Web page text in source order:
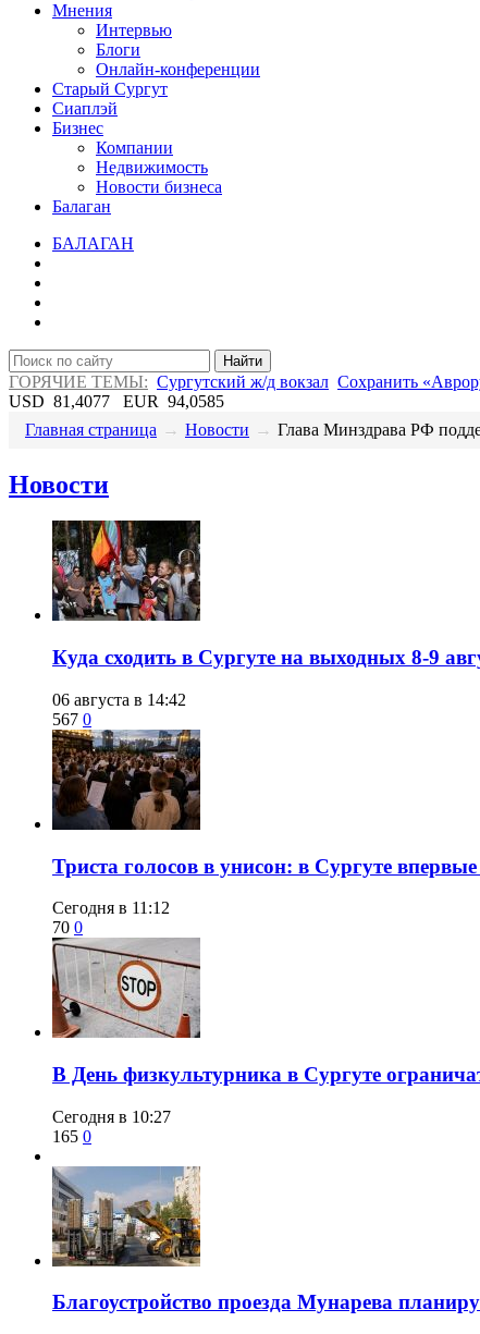
Мнения
Интервью
Блоги
Онлайн-конференции
Старый Сургут
Сиаплэй
Бизнес
Компании
Недвижимость
Новости бизнеса
Балаган
БАЛАГАН
Найти
ГОРЯЧИЕ ТЕМЫ: Сургутский ж/д вокзал Сохранить
USD 81,4077 EUR 94,0585
Главная страница → Новости → ​Глава Минздрава РФ
Новости
​Куда сходить в Сургуте на выходных 8-9
06 августа в 14:42
567 0
​Триста голосов в унисон: в Сургуте
Сегодня в 11:12
70 0
​В День физкультурника в Сургуте
Сегодня в 10:27
165 0
Благоустройство проезда Мунарева